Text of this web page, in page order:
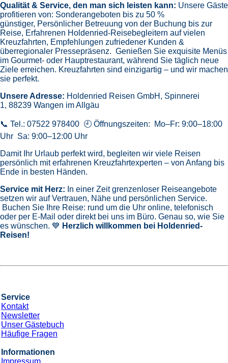
Qualität & Service, den man sich leisten kann: Unsere Gäste
profitieren von: Sonderangeboten bis zu 50 %
günstiger, Persönlicher Betreuung von der Buchung bis zur
Reise, Erfahrenen Holdenried-Reisebegleitern auf vielen
Kreuzfahrten, Empfehlungen zufriedener Kunden &
überregionaler Pressepräsenz. Genießen Sie exquisite Menüs
im Gourmet- oder Hauptrestaurant, während Sie täglich neue
Ziele erreichen. Kreuzfahrten sind einzigartig – und wir machen
sie perfekt.
Unsere Adresse: Holdenried Reisen GmbH, Spinnerei
1, 88239 Wangen im Allgäu
📞 Tel.: 07522 978400 🕘 Öffnungszeiten: Mo–Fr: 9:00–18:00
Uhr Sa: 9:00–12:00 Uhr
Damit Ihr Urlaub perfekt wird, begleiten wir viele Reisen
persönlich mit erfahrenen Kreuzfahrtexperten – von Anfang bis
Ende in besten Händen.
Service mit Herz: In einer Zeit grenzenloser Reiseangebote
setzen wir auf Vertrauen, Nähe und persönlichen Service.
Buchen Sie Ihre Reise: rund um die Uhr online, telefonisch
oder per E-Mail oder direkt bei uns im Büro. Genau so, wie Sie
es wünschen. 💙 Herzlich willkommen bei Holdenried-
Reisen!
Service
Kontakt
Newsletter
Unser Gästebuch
Häufige Fragen
Informationen
Impressum